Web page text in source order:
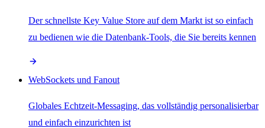
Der schnellste Key Value Store auf dem Markt ist so einfach
zu bedienen wie die Datenbank-Tools, die Sie bereits kennen
WebSockets und Fanout
Globales Echtzeit-Messaging, das vollständig personalisierbar
und einfach einzurichten ist